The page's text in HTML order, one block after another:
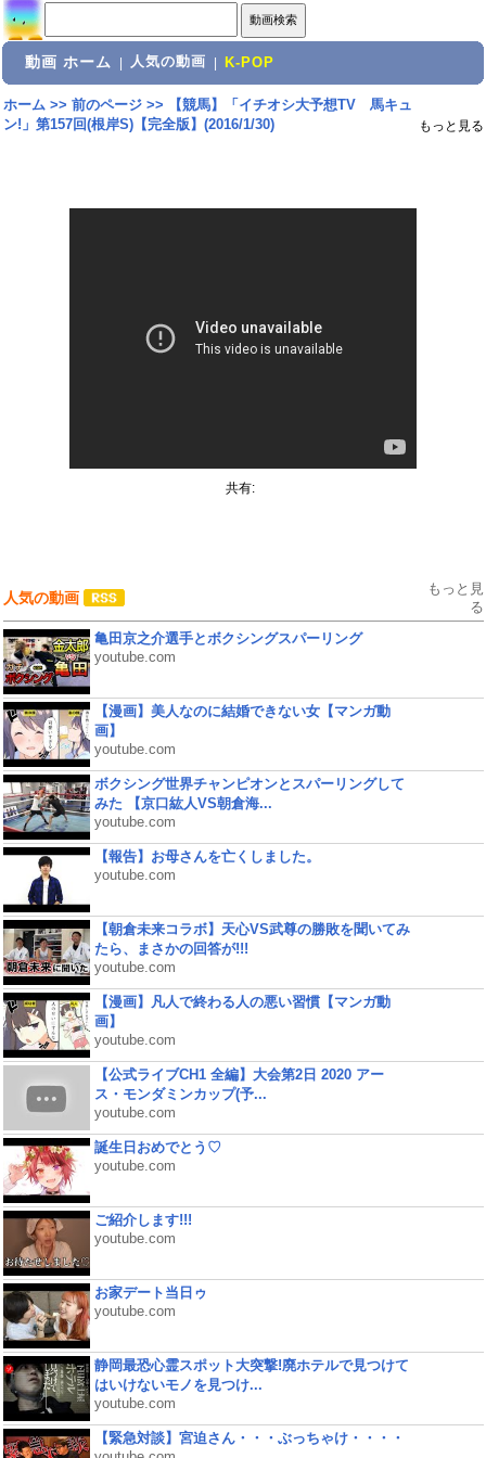
動画 ホーム 人気の動画 K-POP
ホーム>> 前のページ>>
【競馬】「イチオシ大予想TV 馬キュ
ン!」第157回(根岸S)【完全版】(2016/1/30)
もっと見る
共有:
人気の動画
もっと見
る
亀田京之介選手とボクシングスパーリング
youtube.com
【漫画】美人なのに結婚できない女【マンガ動
画】
youtube.com
ボクシング世界チャンピオンとスパーリングして
みた 【京口紘人VS朝倉海...
youtube.com
【報告】お母さんを亡くしました。
youtube.com
【朝倉未来コラボ】天心VS武尊の勝敗を聞いてみ
たら、まさかの回答が!!!
youtube.com
【漫画】凡人で終わる人の悪い習慣【マンガ動
画】
youtube.com
【公式ライブCH1 全編】大会第2日 2020 アー
ス・モンダミンカップ(予...
youtube.com
誕生日おめでとう♡
youtube.com
ご紹介します!!!
youtube.com
お家デート当日ゥ
youtube.com
静岡最恐心霊スポット大突撃!廃ホテルで見つけて
はいけないモノを見つけ...
youtube.com
【緊急対談】宮迫さん・・・ぶっちゃけ・・・・